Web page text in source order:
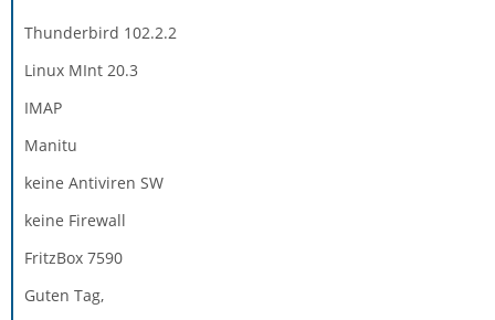
Thunderbird 102.2.2
Linux MInt 20.3
IMAP
Manitu
keine Antiviren SW
keine Firewall
FritzBox 7590
Guten Tag,